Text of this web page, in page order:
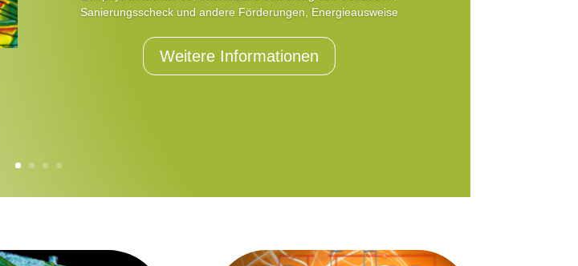
Sanierungsscheckund andere Förderungen, Energieausweise
Weitere Informationen